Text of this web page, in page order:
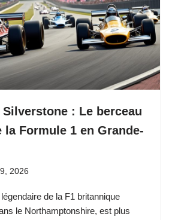
: Le berceau
la Formule 1 en Grande-
2026
de la F1 britannique
le Northamptonshire, est plus